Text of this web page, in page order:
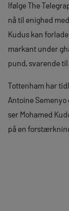
Ifølge The
nå til enighed
Kudus kan forlade
markant under
pund, svarende til
Tottenham har
Antoine Semenyo
ser Mohamed
på en